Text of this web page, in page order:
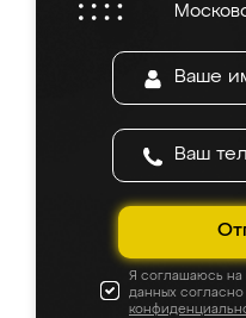
Я соглашаюсь на
данных согласно